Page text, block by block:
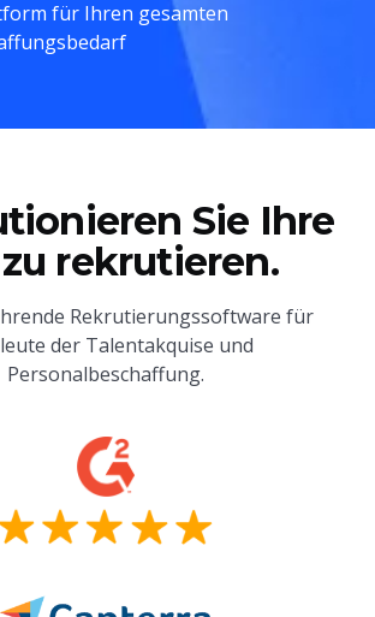
für Ihren gesamten
Sie Ihre
rekrutieren.
Rekrutierungssoftware für
der Talentakquise und
Personalbeschaffung.